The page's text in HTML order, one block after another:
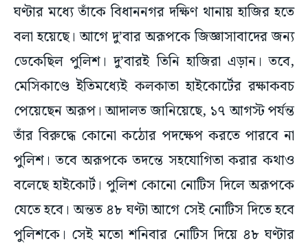
ঘণ্টার মধ্যে তাঁকে বিধাননগর দক্ষিণ থানায় হাজির হতে
বলা হয়েছে। আগে দু’বার অরূপকে জিজ্ঞাসাবাদের জন্য
ডেকেছিল পুলিশ। দু’বারই তিনি হাজিরা এড়ান। তবে,
মেসিকাণ্ডে ইতিমধ্যেই কলকাতা হাইকোর্টের রক্ষাকবচ
পেয়েছেন অরূপ। আদালত জানিয়েছে, ১৭ আগস্ট পর্যন্ত
তাঁর বিরুদ্ধে কোনো কঠোর পদক্ষেপ করতে পারবে না
পুলিশ। তবে অরূপকে তদন্তে সহযোগিতা করার কথাও
বলেছে হাইকোর্ট। পুলিশ কোনো নোটিস দিলে অরূপকে
যেতে হবে। অন্তত ৪৮ ঘণ্টা আগে সেই নোটিস দিতে হবে
পুলিশকে। সেই মতো শনিবার নোটিস দিয়ে ৪৮ ঘণ্টার